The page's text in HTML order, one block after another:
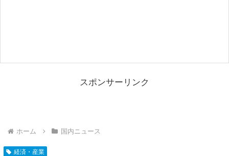
スポンサーリンク
ホーム 国内ニュース
経済・産業